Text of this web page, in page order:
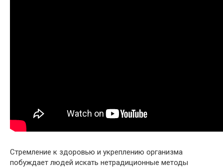
Стремление к здоровью и укреплению организма
побуждает людей искать нетрадиционные методы